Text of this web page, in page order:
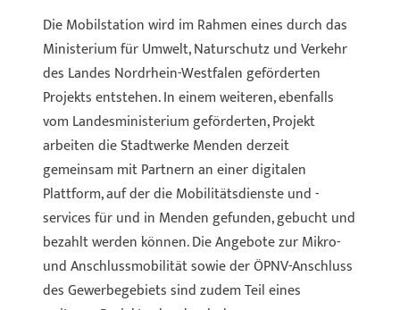
Die Mobilstation wird im Rahmen eines durch das
Ministerium für Umwelt, Naturschutz und Verkehr
des Landes Nordrhein-Westfalen geförderten
Projekts entstehen. In einem weiteren, ebenfalls
vom Landesministerium geförderten, Projekt
arbeiten die Stadtwerke Menden derzeit
gemeinsam mit Partnern an einer digitalen
Plattform, auf der die Mobilitätsdienste und -
services für und in Menden gefunden, gebucht und
bezahlt werden können. Die Angebote zur Mikro-
und Anschlussmobilität sowie der ÖPNV-Anschluss
des Gewerbegebiets sind zudem Teil eines